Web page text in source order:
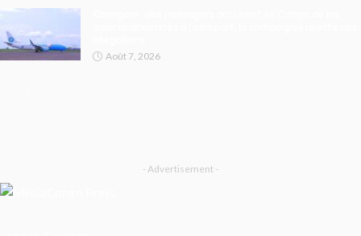
Août 7, 2026
- Advertisement -